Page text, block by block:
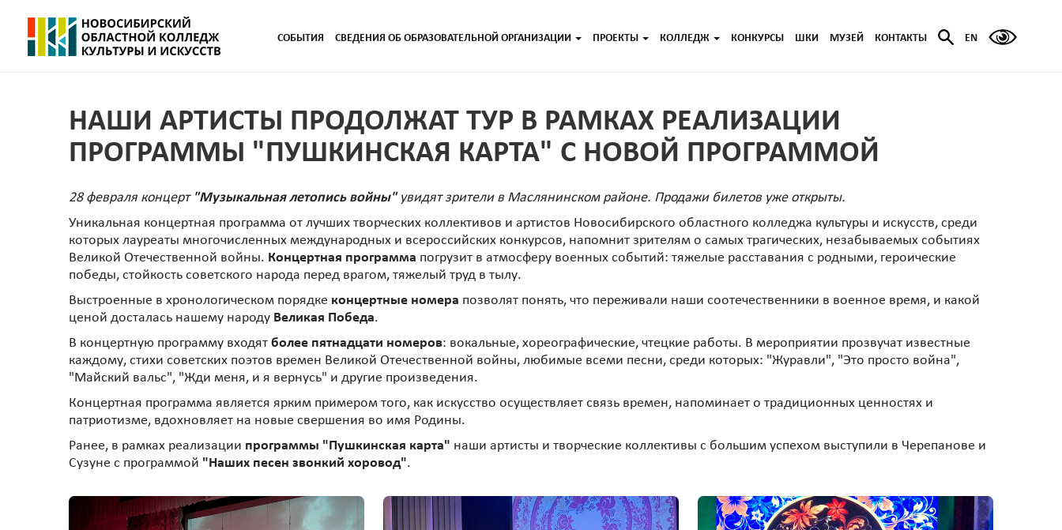
СОБЫТИЯ СВЕДЕНИЯ ОБ ОБРАЗОВАТЕЛЬНОЙ ОРГАНИЗАЦИИ ПРОЕКТЫ КОЛЛЕДЖ КОНКУРСЫ ШКИ МУЗЕЙ КОНТАКТЫ EN
НАШИ АРТИСТЫ ПРОДОЛЖАТ ТУР В РАМКАХ РЕАЛИЗАЦИИ
ПРОГРАММЫ "ПУШКИНСКАЯ КАРТА" С НОВОЙ ПРОГРАММОЙ
28 февраля концерт "Музыкальная летопись войны"увидят зрители в Маслянинском районе. Продажи билетов уже открыты.
Уникальная концертная программа от лучших творческих коллективов и артистов Новосибирского областного колледжа культуры и искусств, среди
которых лауреаты многочисленных международных и всероссийских конкурсов, напомнит зрителям о самых трагических, незабываемых событиях
Великой Отечественной войны. Концертная программа погрузит в атмосферу военных событий: тяжелые расставания с родными, героические
победы, стойкость советского народа перед врагом, тяжелый труд в тылу.
Выстроенные в хронологическом порядке концертные номера позволят понять, что переживали наши соотечественники в военное время, и какой
ценой досталась нашему народу Великая Победа.
В концертную программу входят более пятнадцати номеров: вокальные, хореографические, чтецкие работы. В мероприятии прозвучат известные
каждому, стихи советских поэтов времен Великой Отечественной войны, любимые всеми песни, среди которых: "Журавли", "Это просто война",
"Майский вальс", "Жди меня, и я вернусь" и другие произведения.
Концертная программа является ярким примером того, как искусство осуществляет связь времен, напоминает о традиционных ценностях и
патриотизме, вдохновляет на новые свершения во имя Родины.
Ранее, в рамках реализации программы "Пушкинская карта" наши артисты и творческие коллективы с большим успехом выступили в Черепанове и
Сузуне с программой "Наших песен звонкий хоровод".